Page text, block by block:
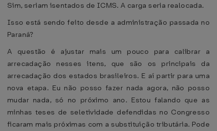
Sim, seriam isentados de ICMS. A carga seria realocada.
Isso está sendo feito desde a administração passada no
Paraná?
A questão é ajustar mais um pouco para calibrar a
arrecadação nesses itens, que são os principais da
arrecadação dos estados brasileiros. E aí partir para uma
nova etapa. Eu não posso fazer nada agora, não posso
mudar nada, só no próximo ano. Estou falando que as
minhas teses de seletividade defendidas no Congresso
ficaram mais próximas com a substituição tributária. Pode